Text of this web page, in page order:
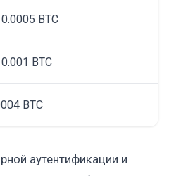
BTC
BTC
BTC
аутентификации и